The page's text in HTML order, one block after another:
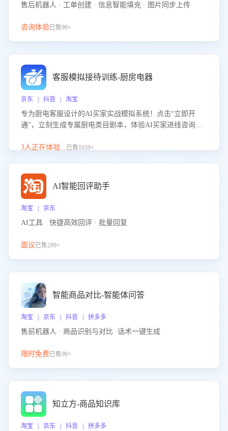
售后机器人 · 工单创建 · 信息智能填充 · 图片同步上传
咨询体验已售99+
客服模拟接待训练-厨房电器
京东 | 抖音 | 淘宝
专为厨电客服设计的AI买家实战模拟系统！点击“立即开
通”，立刻生成专属厨电类目剧本，体验AI买家进线咨询真
实场景应对技巧！
3人正在体验...已售1659+
AI智能回评助手
淘宝 | 京东
AI工具 · 快捷高效回评 · 批量回复
面议已售299+
智能商品对比-智能体问答
淘宝 | 京东 | 抖音 | 拼多多
售前机器人 · 商品识别与对比 ·话术一键生成
限时免费已售99+
知立方-商品知识库
淘宝 | 京东 | 抖音 | 拼多多